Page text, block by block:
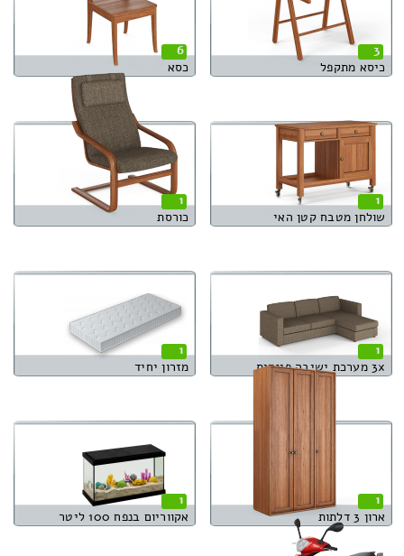
3
כיסא מתקפל
6
כסא
1
שולחן מטבח קטן האי
1
כורסת
1
3x מערכת ישיבה פינתית
1
מזרון יחיד
1
ארון 3 דלתות
1
אקווריום בנפח 100 ליטר